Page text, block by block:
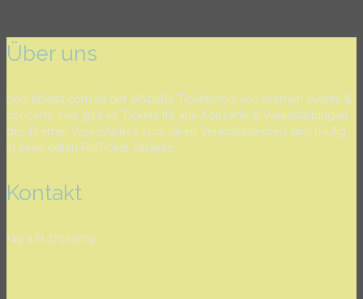
Über uns
bec-tickets.com ist der offizielle Ticketshop von bremen events &
concerts. Hier gibt es Tickets für alle Konzerte & Veranstaltungen
des Bremer Veranstalters zum fairen Veranstalterpreis und häufig
in einer edlen FanTicket Variante.
Kontakt
+49 421 17524019